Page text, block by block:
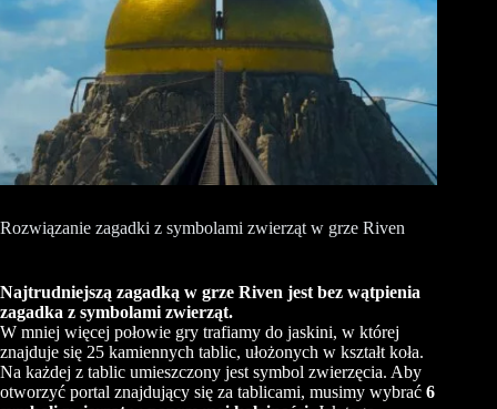
Rozwiązanie zagadki z symbolami zwierząt w grze Riven
Najtrudniejszą zagadką w grze Riven jest bez wątpienia
zagadka z symbolami zwierząt.
W mniej więcej połowie gry trafiamy do jaskini, w której
znajduje się 25 kamiennych tablic, ułożonych w kształt koła.
Na każdej z tablic umieszczony jest symbol zwierzęcia. Aby
otworzyć portal znajdujący się za tablicami, musimy wybrać 6